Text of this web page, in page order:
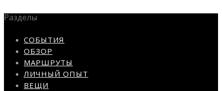
Разделы
СОБЫТИЯ
ОБЗОР
МАРШРУТЫ
ЛИЧНЫЙ ОПЫТ
ВЕЩИ